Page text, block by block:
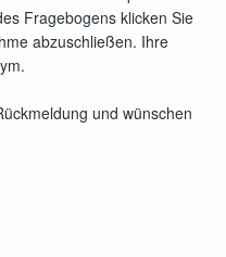
Fragebogens klicken Sie
abzuschließen. Ihre
und wünschen